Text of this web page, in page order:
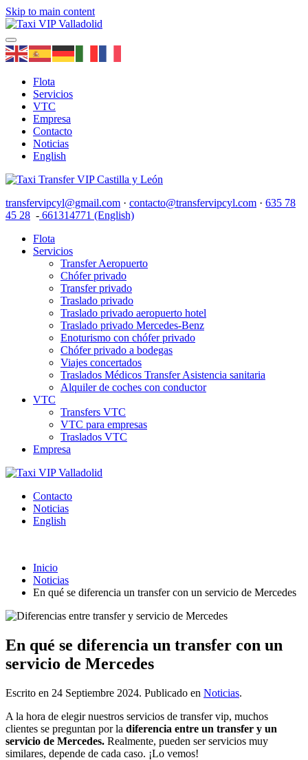
Skip to main content
Flota
Servicios
VTC
Empresa
Contacto
Noticias
English
transfervipcyl@gmail.com · contacto@transfervipcyl.com · 635 78
45 28 - 661314771 (English)
Flota
Servicios
Transfer Aeropuerto
Chófer privado
Transfer privado
Traslado privado
Traslado privado aeropuerto hotel
Traslado privado Mercedes-Benz
Enoturismo con chófer privado
Chófer privado a bodegas
Viajes concertados
Traslados Médicos Transfer Asistencia sanitaria
Alquiler de coches con conductor
VTC
Transfers VTC
VTC para empresas
Traslados VTC
Empresa
Contacto
Noticias
English
Inicio
Noticias
En qué se diferencia un transfer con un servicio de Mercedes
En qué se diferencia un transfer con un
servicio de Mercedes
Escrito en 24 Septiembre 2024. Publicado en Noticias.
A la hora de elegir nuestros servicios de transfer vip, muchos
clientes se preguntan por la diferencia entre un transfer y un
servicio de Mercedes. Realmente, pueden ser servicios muy
similares, depende de cada caso. ¡Lo vemos!